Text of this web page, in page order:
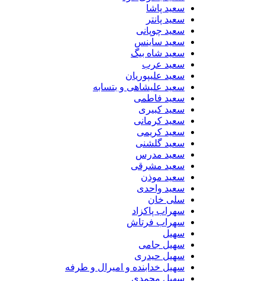
سعید پاشا
سعید پانتر
سعید چوپانی
سعید ساینس
سعید شاه بیگ
سعید عرب
سعید علیپوریان
سعید علیشاهی و بتسابه
سعید فاطمی
سعید کبیری
سعید کرمانی
سعید کریمی
سعید گلشنی
سعید مدرس
سعید مشرقی
سعید موذن
سعید واحدی
سلی خان
سهراب پاکزاد
سهراب فرتاش
سهیل
سهیل جامی
سهیل حیدری
سهیل خدابنده و امیرال و طرفه
سهیل محمدی